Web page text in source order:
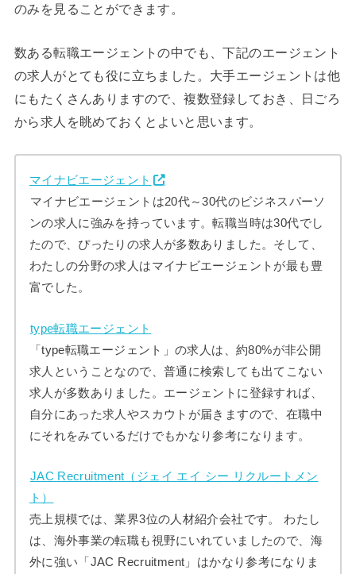
のみを見ることができます。
数ある転職エージェントの中でも、下記のエージェント
の求人がとても役に立ちました。大手エージェントは他
にもたくさんありますので、複数登録しておき、日ごろ
から求人を眺めておくとよいと思います。
マイナビエージェント
マイナビエージェントは20代～30代のビジネスパーソ
ンの求人に強みを持っています。転職当時は30代でし
たので、ぴったりの求人が多数ありました。そして、
わたしの分野の求人はマイナビエージェントが最も豊
富でした。
type転職エージェント
「type転職エージェント」の求人は、約80%が非公開
求人ということなので、普通に検索しても出てこない
求人が多数ありました。エージェントに登録すれば、
自分にあった求人やスカウトが届きますので、在職中
にそれをみているだけでもかなり参考になります。
JAC Recruitment（ジェイ エイ シー リクルートメン
ト）
売上規模では、業界3位の人材紹介会社です。 わたし
は、海外事業の転職も視野にいれていましたので、海
外に強い「JAC Recruitment」はかなり参考になりま